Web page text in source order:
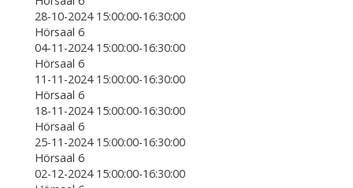
28-10-2024 15:00:00-16:30:00
Hörsaal 6
04-11-2024 15:00:00-16:30:00
Hörsaal 6
11-11-2024 15:00:00-16:30:00
Hörsaal 6
18-11-2024 15:00:00-16:30:00
Hörsaal 6
25-11-2024 15:00:00-16:30:00
Hörsaal 6
02-12-2024 15:00:00-16:30:00